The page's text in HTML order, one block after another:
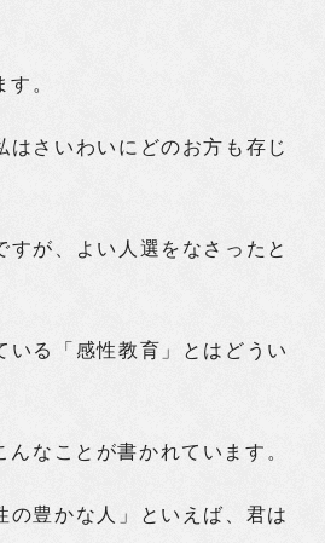
。
はさいわいにどのお方も存じ
すが、よい人選をなさったと
いる「感性教育」とはどうい
んなことが書かれています。
の豊かな人」といえば、君は